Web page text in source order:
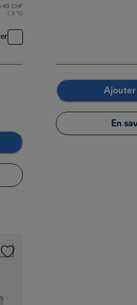
CHF
( 3 %)
Ajouter
En